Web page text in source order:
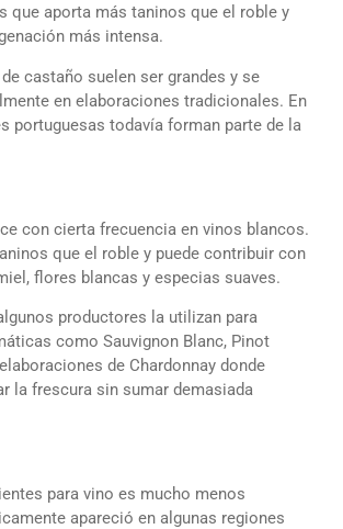
que aporta más taninos que el roble y
más intensa.
castaño suelen ser grandes y se
en elaboraciones tradicionales. En
portuguesas todavía forman parte de la
con cierta frecuencia en vinos blancos.
que el roble y puede contribuir con
flores blancas y especias suaves.
productores la utilizan para
como Sauvignon Blanc, Pinot
de Chardonnay donde
la frescura sin sumar demasiada
para vino es mucho menos
apareció en algunas regiones